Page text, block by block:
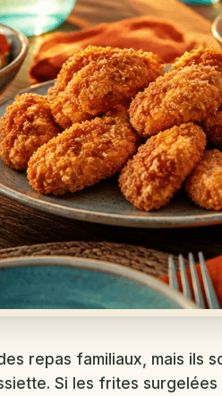
repas familiaux, mais ils
Si les frites